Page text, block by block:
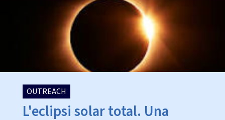
OUTREACH
L'eclipsi solar total. Una